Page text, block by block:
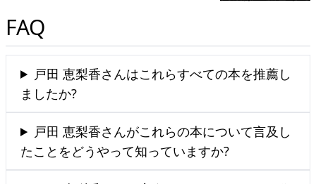
FAQ
戸田 恵梨香さんはこれらすべての本を推薦し
ましたか?
戸田 恵梨香さんがこれらの本について言及し
たことをどうやって知っていますか?